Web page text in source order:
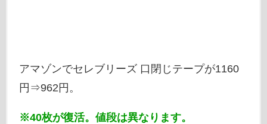
アマゾンでセレブリーズ 口閉じテープが1160
円⇒962円。
※40枚が復活。値段は異なります。